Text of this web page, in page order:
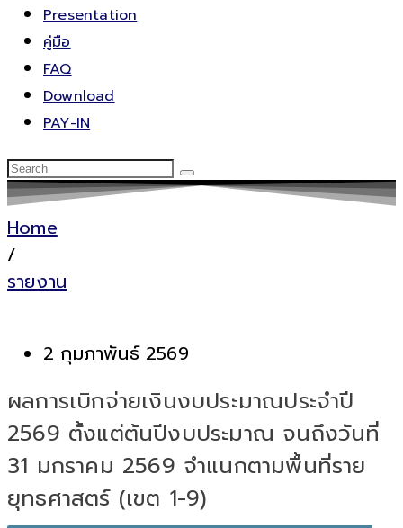
Presentation
คู่มือ
FAQ
Download
PAY-IN
Home
/
รายงาน
2 กุมภาพันธ์ 2569
ผลการเบิกจ่ายเงินงบประมาณประจำปี
2569 ตั้งแต่ต้นปีงบประมาณ จนถึงวันที่
31 มกราคม 2569 จำแนกตามพื้นที่ราย
ยุทธศาสตร์ (เขต 1-9)